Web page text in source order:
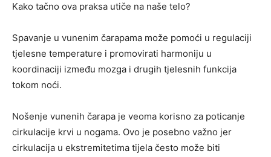
Kako tačno ova praksa utiče na naše telo?
Spavanje u vunenim čarapama može pomoći u regulaciji
tjelesne temperature i promovirati harmoniju u
koordinaciji između mozga i drugih tjelesnih funkcija
tokom noći.
Nošenje vunenih čarapa je veoma korisno za poticanje
cirkulacije krvi u nogama. Ovo je posebno važno jer
cirkulacija u ekstremitetima tijela često može biti